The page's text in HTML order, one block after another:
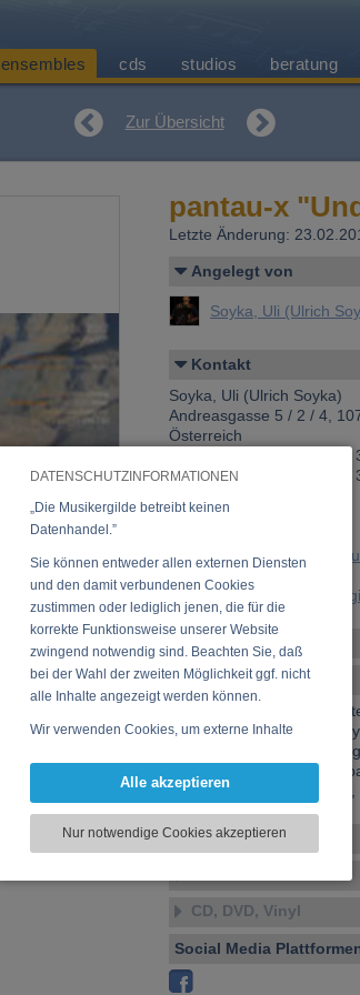
DATENSCHUTZINFORMATIONEN
„Die Musikergilde betreibt keinen
Datenhandel.”
Sie können entweder allen externen Diensten
und den damit verbundenen Cookies
zustimmen oder lediglich jenen, die für die
korrekte Funktionsweise unserer Website
zwingend notwendig sind. Beachten Sie, daß
bei der Wahl der zweiten Möglichkeit ggf. nicht
alle Inhalte angezeigt werden können.
Wir verwenden Cookies, um externe Inhalte
Funktionen für soziale Medien anbieten zu
zu analysieren. Dabei werden ggf.
Informationen zu Ihrer Verwendung unserer
soziale Medien, Werbung und Analysen
weitergegeben. Unsere Partner führen diese
Daten zusammen, die Sie bereitgestellt haben
oder die sie im Rahmen Ihrer Nutzung der
Alle akzeptieren
Nur notwendige Cookies akzeptieren
ensembles cds studios beratung
Zur Übersicht
pantau-x
Letzte Änderung:
Angelegt von
Soyka, Uli (Ulrich
Kontakt
Soyka, Uli (Ulrich Soyka)
Andreasgasse 5 / 2 / 4,
Österreich
Telefon 1: +43 (0)676 706
Telefon 2: +43 (0)676 706
E-Mail:uli@ulisoyka.com
Website: http://
URL:https://
Weitere Ensembles
Ensemble-Details
Peter Kunsek - A -
Uli Rennert - keyboards,
Frank Schwinn - GER -
Raphael Preuschl - A -
Uli Soyka - A -
Veranstaltungen
CD, DVD, Vinyl
Social Media